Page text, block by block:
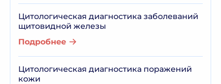
Цитологическая диагностика заболеваний
щитовидной железы
Подробнее
Цитологическая диагностика поражений
кожи